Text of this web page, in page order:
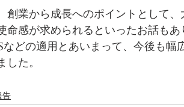
創業から成長へのポイントとして
命感が求められるといったお話も
などの適用とあいまって、今後も
した。
告